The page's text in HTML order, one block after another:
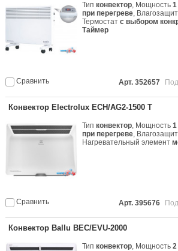
Типконвектор, Мощность
при перегреве,
Термостатс выбором
Таймер
Сравнить Арт. 352657
Конвектор Electrolux ECH/AG2-1500 T
Типконвектор, Мощность
при перегреве,
Нагревательный элемент
Сравнить Арт. 395676
Конвектор Ballu BEC/EVU-2000
Типконвектор, Мощность